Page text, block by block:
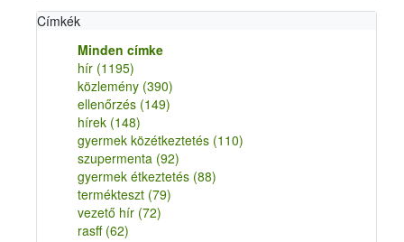
Címkék
Minden címke
hír (1195)
közlemény (390)
ellenőrzés (149)
hírek (148)
gyermek közétkeztetés (110)
szupermenta (92)
gyermek étkeztetés (88)
termékteszt (79)
vezető hír (72)
rasff (62)